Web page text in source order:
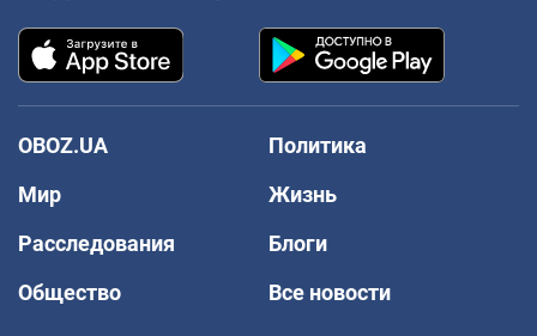
OBOZ.UA
Политика
Мир
Жизнь
Расследования
Блоги
Общество
Все новости